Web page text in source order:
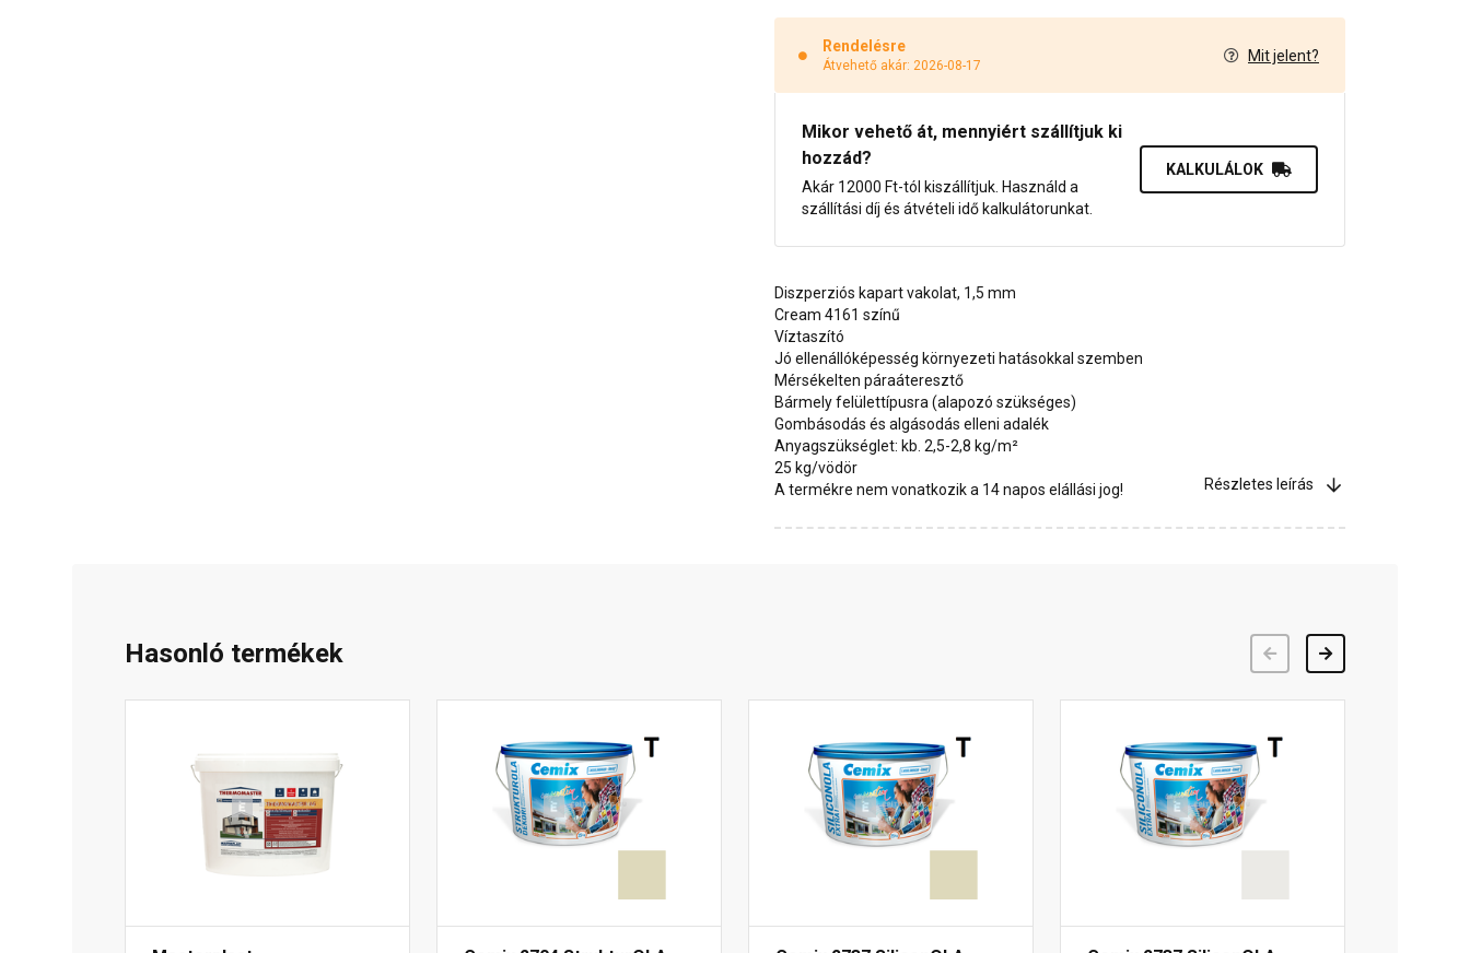
Rendelésre
Átvehető akár: 2026-08-17
Mit jelent?
Mikor vehető át, mennyiért szállítjuk ki
hozzád?
Akár 12000 Ft-tól kiszállítjuk. Használd a
szállítási díj és átvételi idő kalkulátorunkat.
KALKULÁLOK
Diszperziós kapart vakolat, 1,5 mm
Cream 4161 színű
Víztaszító
Jó ellenállóképesség környezeti hatásokkal szemben
Mérsékelten páraáteresztő
Bármely felülettípusra (alapozó szükséges)
Gombásodás és algásodás elleni adalék
Anyagszükséglet: kb. 2,5-2,8 kg/m²
25 kg/vödör
A termékre nem vonatkozik a 14 napos elállási jog!
Részletes leírás
Hasonló termékek